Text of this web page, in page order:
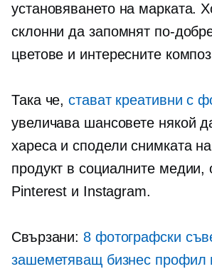
установяването на марката.
склонни да запомнят по-
цветове и интересните
Така че,стават креативни с
увеличава шансовете някой
хареса и сподели снимката
продукт в социалните медии,
Pinterest и Instagram.
Свързани: 8 фотографски
зашеметяващ бизнес профил